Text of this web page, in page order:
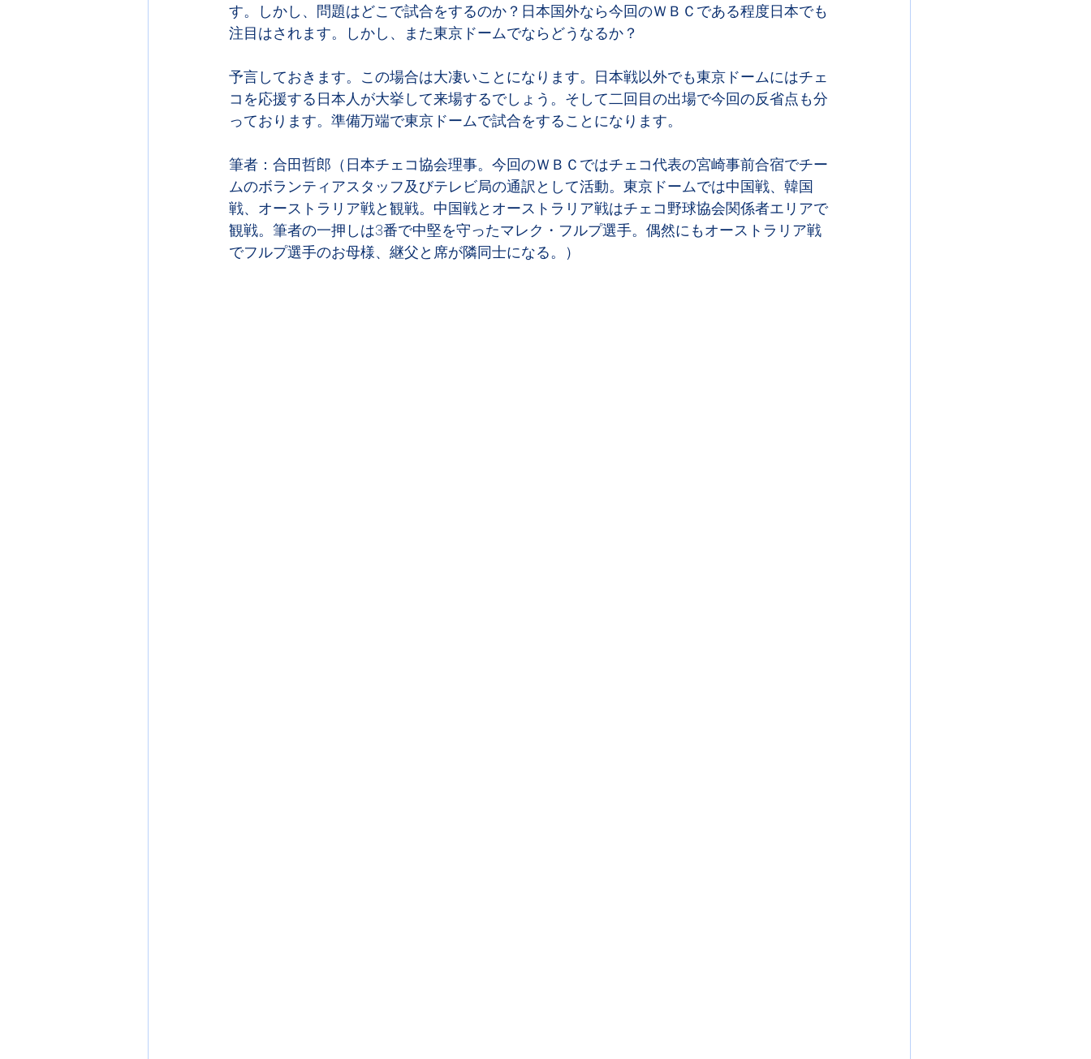
す。しかし、問題はどこで試合をするのか？日本国外なら今回のＷＢＣである程度日本でも
注目はされます。しかし、また東京ドームでならどうなるか？
予言しておきます。この場合は大凄いことになります。日本戦以外でも東京ドームにはチェ
コを応援する日本人が大挙して来場するでしょう。そして二回目の出場で今回の反省点も分
っております。準備万端で東京ドームで試合をすることになります。
筆者：合田哲郎（日本チェコ協会理事。今回のＷＢＣではチェコ代表の宮崎事前合宿でチー
ムのボランティアスタッフ及びテレビ局の通訳として活動。東京ドームでは中国戦、韓国
戦、オーストラリア戦と観戦。中国戦とオーストラリア戦はチェコ野球協会関係者エリアで
観戦。筆者の一押しは3番で中堅を守ったマレク・フルプ選手。偶然にもオーストラリア戦
でフルプ選手のお母様、継父と席が隣同士になる。）